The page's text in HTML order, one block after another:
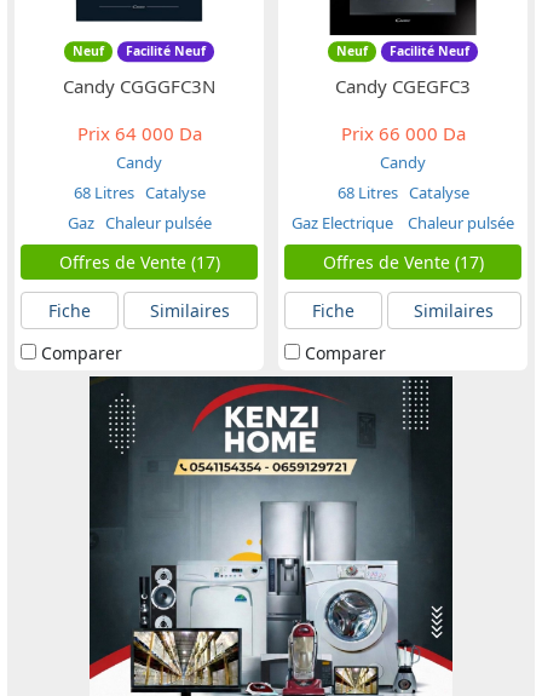
Neuf Facilité Neuf
Candy CGGGFC3N
Prix64 000 Da
Candy
68 Litres Catalyse
Gaz Chaleur pulsée
Offres de Vente (17)
Fiche
Similaires
Comparer
Neuf Facilité Neuf
Candy CGEGFC3
Prix66 000 Da
Candy
68 Litres Catalyse
Gaz Electrique
Chaleur pulsée
Offres de Vente (17)
Fiche
Similaires
Comparer